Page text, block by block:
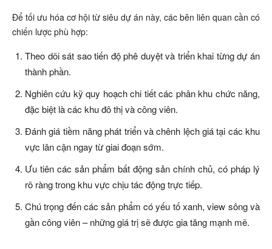
Để tối ưu hóa cơ hội từ siêu dự án này, các bên liên quan cần có
chiến lược phù hợp:
Theo dõi sát sao tiến độ phê duyệt và triển khai từng dự án
thành phần.
Nghiên cứu kỹ quy hoạch chi tiết các phân khu chức năng,
đặc biệt là các khu đô thị và công viên.
Đánh giá tiềm năng phát triển và chênh lệch giá tại các khu
vực lân cận ngay từ giai đoạn sớm.
Ưu tiên các sản phẩm bất động sản chính chủ, có pháp lý
rõ ràng trong khu vực chịu tác động trực tiếp.
Chú trọng đến các sản phẩm có yếu tố xanh, view sông và
gần công viên – những giá trị sẽ được gia tăng mạnh mẽ.